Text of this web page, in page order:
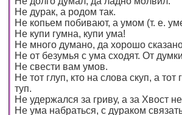
Не дурак, а родом так.
Не копьем побивают, а умом (т. е.
Не купи гумна, купи ума!
Не много думано, да хорошо
Не от безумья с ума сходят. От
Не свести вам умов.
Не тот глуп, кто на слова скуп, а тот
туп.
Не удержался за гриву, а за Хвост
Не ума набраться, с дураком